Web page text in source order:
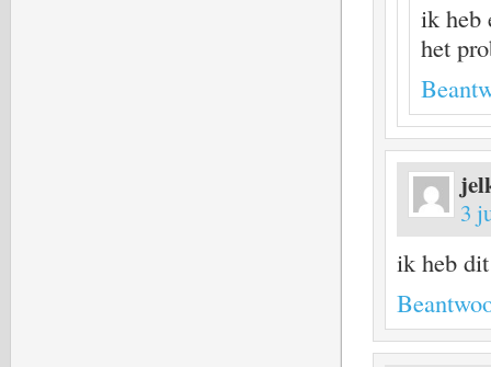
ik heb
het
3
ik heb